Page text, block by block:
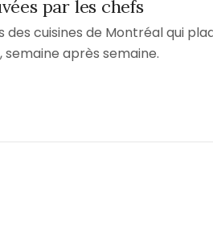
par les chefs
des cuisines de Montréal qui
semaine après semaine.